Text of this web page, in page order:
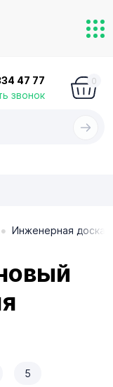
47 77
звонок
0
• Инженерная доска
5